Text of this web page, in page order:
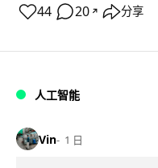
44 20 ↗ 分享
人工智能
Vin 1 日